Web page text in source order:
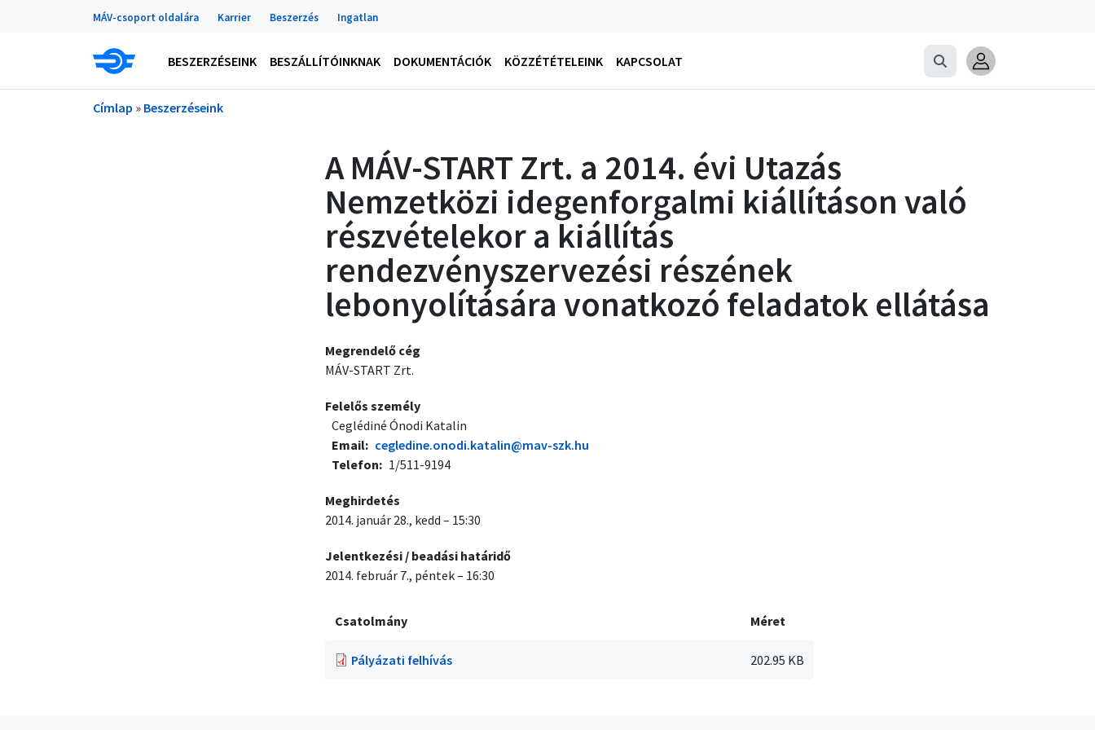
Ugrás a tartalomraPortálok
MÁV-csoport oldalára Karrier Beszerzés Ingatlan
Main navigation
BESZERZÉSEINK BESZÁLLÍTÓINKNAK DOKUMENTÁCIÓK KÖZZÉTÉTELEINK KAPCSOLAT
Morzsa
Címlap Beszerzéseink
A MÁV-START Zrt. a 2014. évi Utazás
Nemzetközi idegenforgalmi kiállításon való
részvételekor a kiállítás
rendezvényszervezési részének
lebonyolítására vonatkozó feladatok ellátása
Megrendelő cég
MÁV-START Zrt.
Felelős személy
Ceglédiné Ónodi Katalin
Email
cegledine.onodi.katalin@mav-szk.hu
Telefon
1/511-9194
Meghirdetés
2014. január 28., kedd – 15:30
Jelentkezési / beadási határidő
2014. február 7., péntek – 16:30
Csatolmány Méret
Pályázati felhívás 202.95 KB